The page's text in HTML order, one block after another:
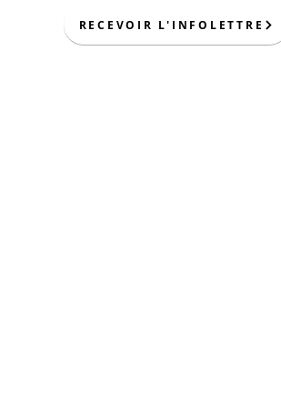
RECEVOIR L'INFOLETTRE